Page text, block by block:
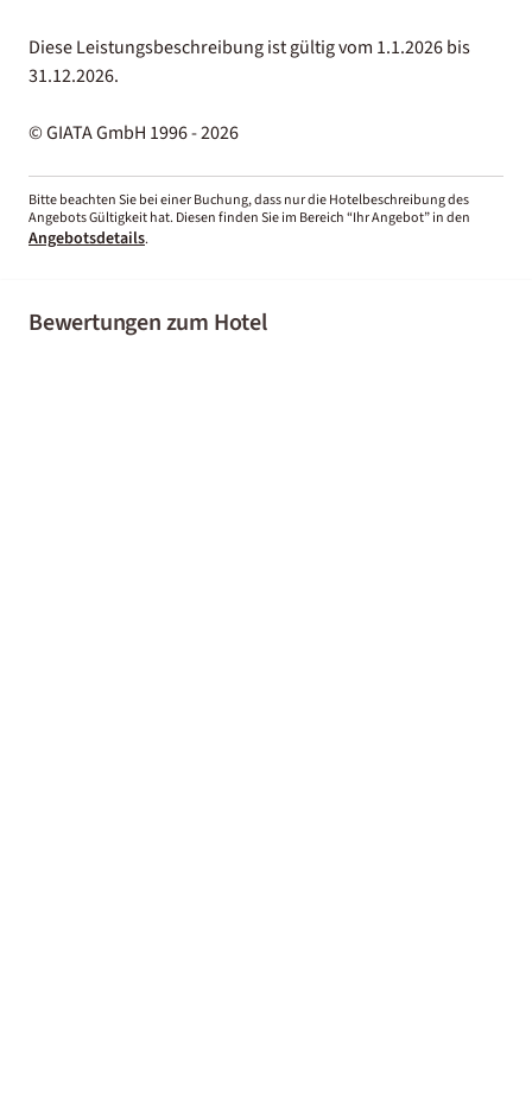
Diese Leistungsbeschreibung ist gültig vom 1.1.2026 bis
31.12.2026.
© GIATA GmbH 1996 - 2026
Bitte beachten Sie bei einer Buchung, dass nur die Hotelbeschreibung des
Angebots Gültigkeit hat. Diesen finden Sie im Bereich “Ihr Angebot” in den
Angebotsdetails.
Bewertungen zum Hotel